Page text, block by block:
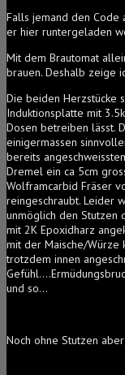
Falls jemand den Code
er hier runtergeladen
Mit dem Brautomat
brauen. Deshalb zeige
Die beiden Herzstücke
Induktionsplatte mit
Dosen betreiben lässt.
einigermassen
bereits
Dremel ein ca 5cm
Wolframcarbid Fräser
reingeschraubt. Leider
unmöglich den Stutzen
mit 2K Epoxidharz
mit der Maische/Würze
trotzdem innen
und so…
Noch ohne Stutzen